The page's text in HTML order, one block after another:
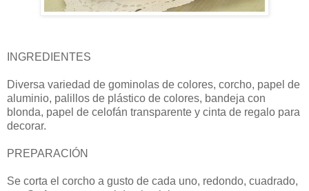
INGREDIENTES
Diversa variedad de gominolas de colores, corcho, papel de
aluminio, palillos de plástico de colores, bandeja con
blonda, papel de celofán transparente y cinta de regalo para
decorar.
PREPARACIÓN
Se corta el corcho a gusto de cada uno, redondo, cuadrado,